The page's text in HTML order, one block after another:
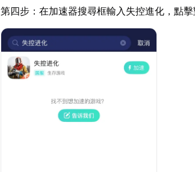
第四步：在加速器搜尋框輸入失控進化，點擊